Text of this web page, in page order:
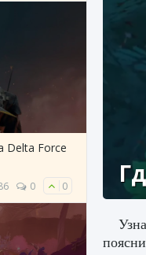
Delta Force
0 0